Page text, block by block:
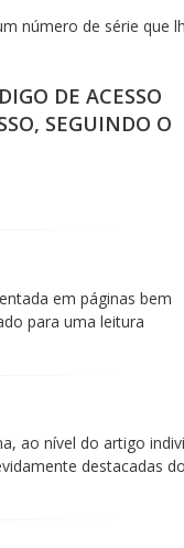
número de série que
DE ACESSO
SEGUINDO O
em páginas bem
para uma leitura
ao nível do artigo
destacadas